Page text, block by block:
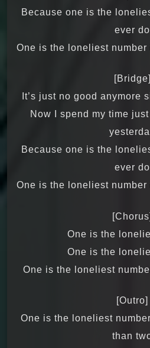
Because one is the
ever do
One is the loneliest number
[Bridge]
It’s just no good anymore
Now I spend my time
Because one is the
ever do
One is the loneliest number
[Chorus]
One is the
One is the
One is the loneliest
[Outro]
One is the loneliest
than